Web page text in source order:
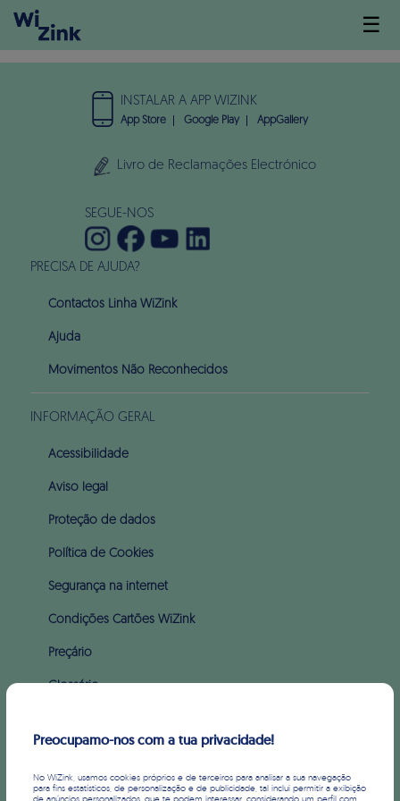
☰
PRECISA DE AJUDA?
Contactos Linha WiZink
Ajuda
Movimentos Não Reconhecidos
INFORMAÇÃO GERAL
Acessibilidade
Aviso legal
Proteção de dados
Política de Cookies
Segurança na internet
Condições Cartões WiZink
Preçário
Glossário
INSTALAR A APP WIZINK
App Store Google Play AppGallery
Livro de Reclamações Electrónico
SEGUE-NOS
Preocupamo-nos com a tua privacidade!
No WiZink, usamos cookies próprios e de terceiros para analisar a sua navegação
para fins estatísticos, de personalização e de publicidade, tal inclui permitir a exibição
de anúncios personalizados, que te podem interessar, considerando um perfil com